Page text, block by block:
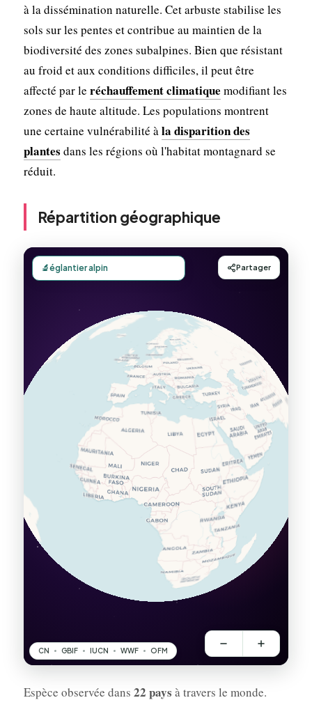
à la dissémination naturelle. Cet arbuste stabilise les
sols sur les pentes et contribue au maintien de la
biodiversité des zones subalpines. Bien que résistant
au froid et aux conditions difficiles, il peut être
affecté par le réchauffement climatique modifiant les
zones de haute altitude. Les populations montrent
une certaine vulnérabilité àla disparition des
plantes dans les régions où l'habitat montagnard se
réduit.
Répartition géographique
Espèce observée dans 22 pays à travers le monde.